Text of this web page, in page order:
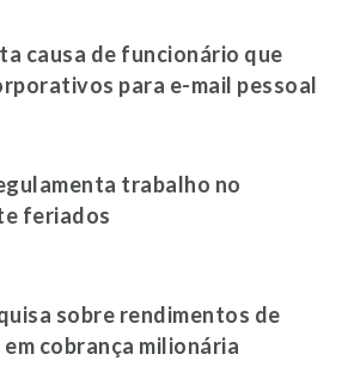
causa de funcionário que
para e-mail pessoal
trabalho no
feriados
sobre rendimentos de
cobrança milionária